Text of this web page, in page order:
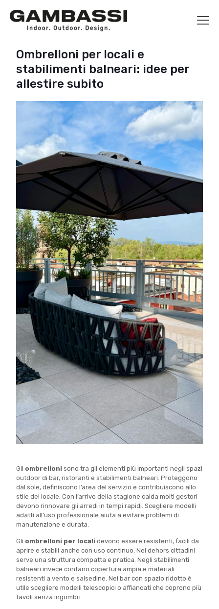
Ombrelloni per locali e
stabilimenti balneari: idee per
allestire subito
Gli ombrelloni sono tra gli elementi più importanti negli spazi
outdoor di bar, ristoranti e stabilimenti balneari. Proteggono
dal sole, definiscono l’area del servizio e contribuiscono allo
stile del locale. Con l’arrivo della stagione calda molti gestori
devono rinnovare gli arredi in tempi rapidi. Scegliere modelli
adatti all’uso professionale aiuta a evitare problemi di
manutenzione e durata.
Gli ombrelloni per locali devono essere resistenti, facili da
aprire e stabili anche con uso continuo. Nei dehors cittadini
serve una struttura compatta e pratica. Negli stabilimenti
balneari invece contano copertura ampia e materiali
resistenti a vento e salsedine. Nei bar con spazio ridotto è
utile scegliere modelli telescopici o affiancati che coprono più
tavoli senza ingombri.